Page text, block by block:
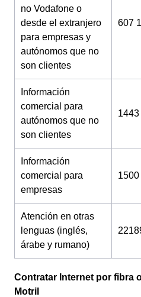
no Vodafone o
desde el extranjero
para empresas y
autónomos que no
son clientes
607
Información
comercial para
autónomos que no
son clientes
1443
Información
comercial para
empresas
1500
Atención en otras
lenguas (inglés,
árabe y rumano)
Contratar Internet por fibra
Motril